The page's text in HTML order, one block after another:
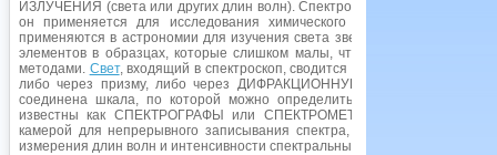
ИЗЛУЧЕНИЯ (света или других длин волн). Спектроскоп является
он применяется для исследования химического состава и
применяются в астрономии для изучения света звезд и в химии для
элементов в образцах, которые слишком малы, чтобы присутствие
методами. Свет, входящий в спектроскоп, сводится в тонкий пучок при
либо через призму, либо через ДИФРАКЦИОННУЮ РЕШЕТКУ,
соединена шкала, по которой можно определить спектральные
известны как СПЕКТРОГРАФЫ или СПЕКТРОМЕТРЫ. По сути,
камерой для непрерывного записывания спектра, тогда как под
измерения длин волн и интенсивности спектральных линий.